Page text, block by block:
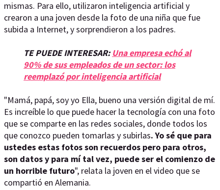
mismas. Para ello, utilizaron inteligencia artificial y
crearon a una joven desde la foto de una niña que fue
subida a Internet, y sorprendieron a los padres.
TE PUEDE INTERESAR:Una empresa echó al
90% de sus empleados de un sector: los
reemplazó por inteligencia artificial
"Mamá, papá, soy yo Ella, bueno una versión digital de mí.
Es increíble lo que puede hacer la tecnología con una foto
que se comparte en las redes sociales, donde todos los
que conozco pueden tomarlas y subirlas. Yo sé que para
ustedes estas fotos son recuerdos pero para otros,
son datos y para mí tal vez, puede ser el comienzo de
un horrible futuro", relata la joven en el video que se
compartió en Alemania.